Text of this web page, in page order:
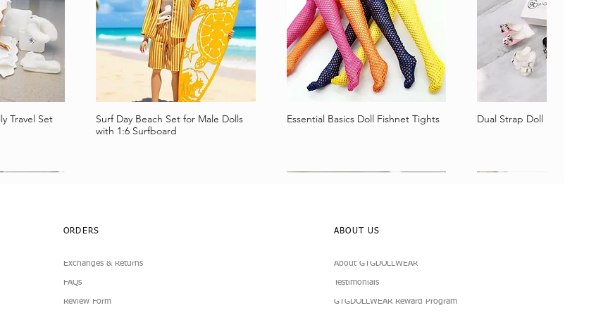
Travel Set Vista rápida
Surf Day Beach Set for Male Dolls
with 1:6 Surfboard
Vista rápida
Essential Basics Doll Fishnet Tights Vista rápida
Dual Strap Doll Sandals
ORDERS
Exchanges & Returns
FAQs
Review Form
ABOUT US
About GTGDOLLWEAR
Testimonials
GTGDOLLWEAR Reward Program